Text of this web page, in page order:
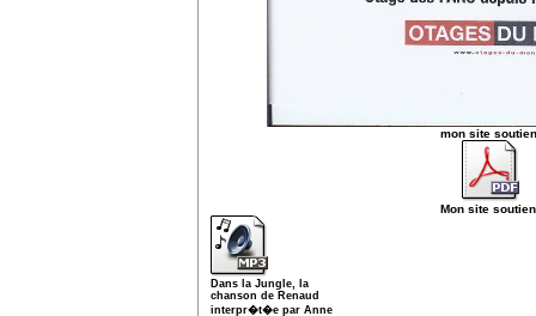
mon site
Mon site
Dans la Jungle, la
chanson de Renaud
interpr�t�e par Anne